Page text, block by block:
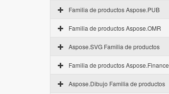
Familia de productos Aspose.PUB
Familia de productos Aspose.OMR
Aspose.SVG Familia de productos
Familia de productos Aspose.Finance
Aspose.Dibujo Familia de productos